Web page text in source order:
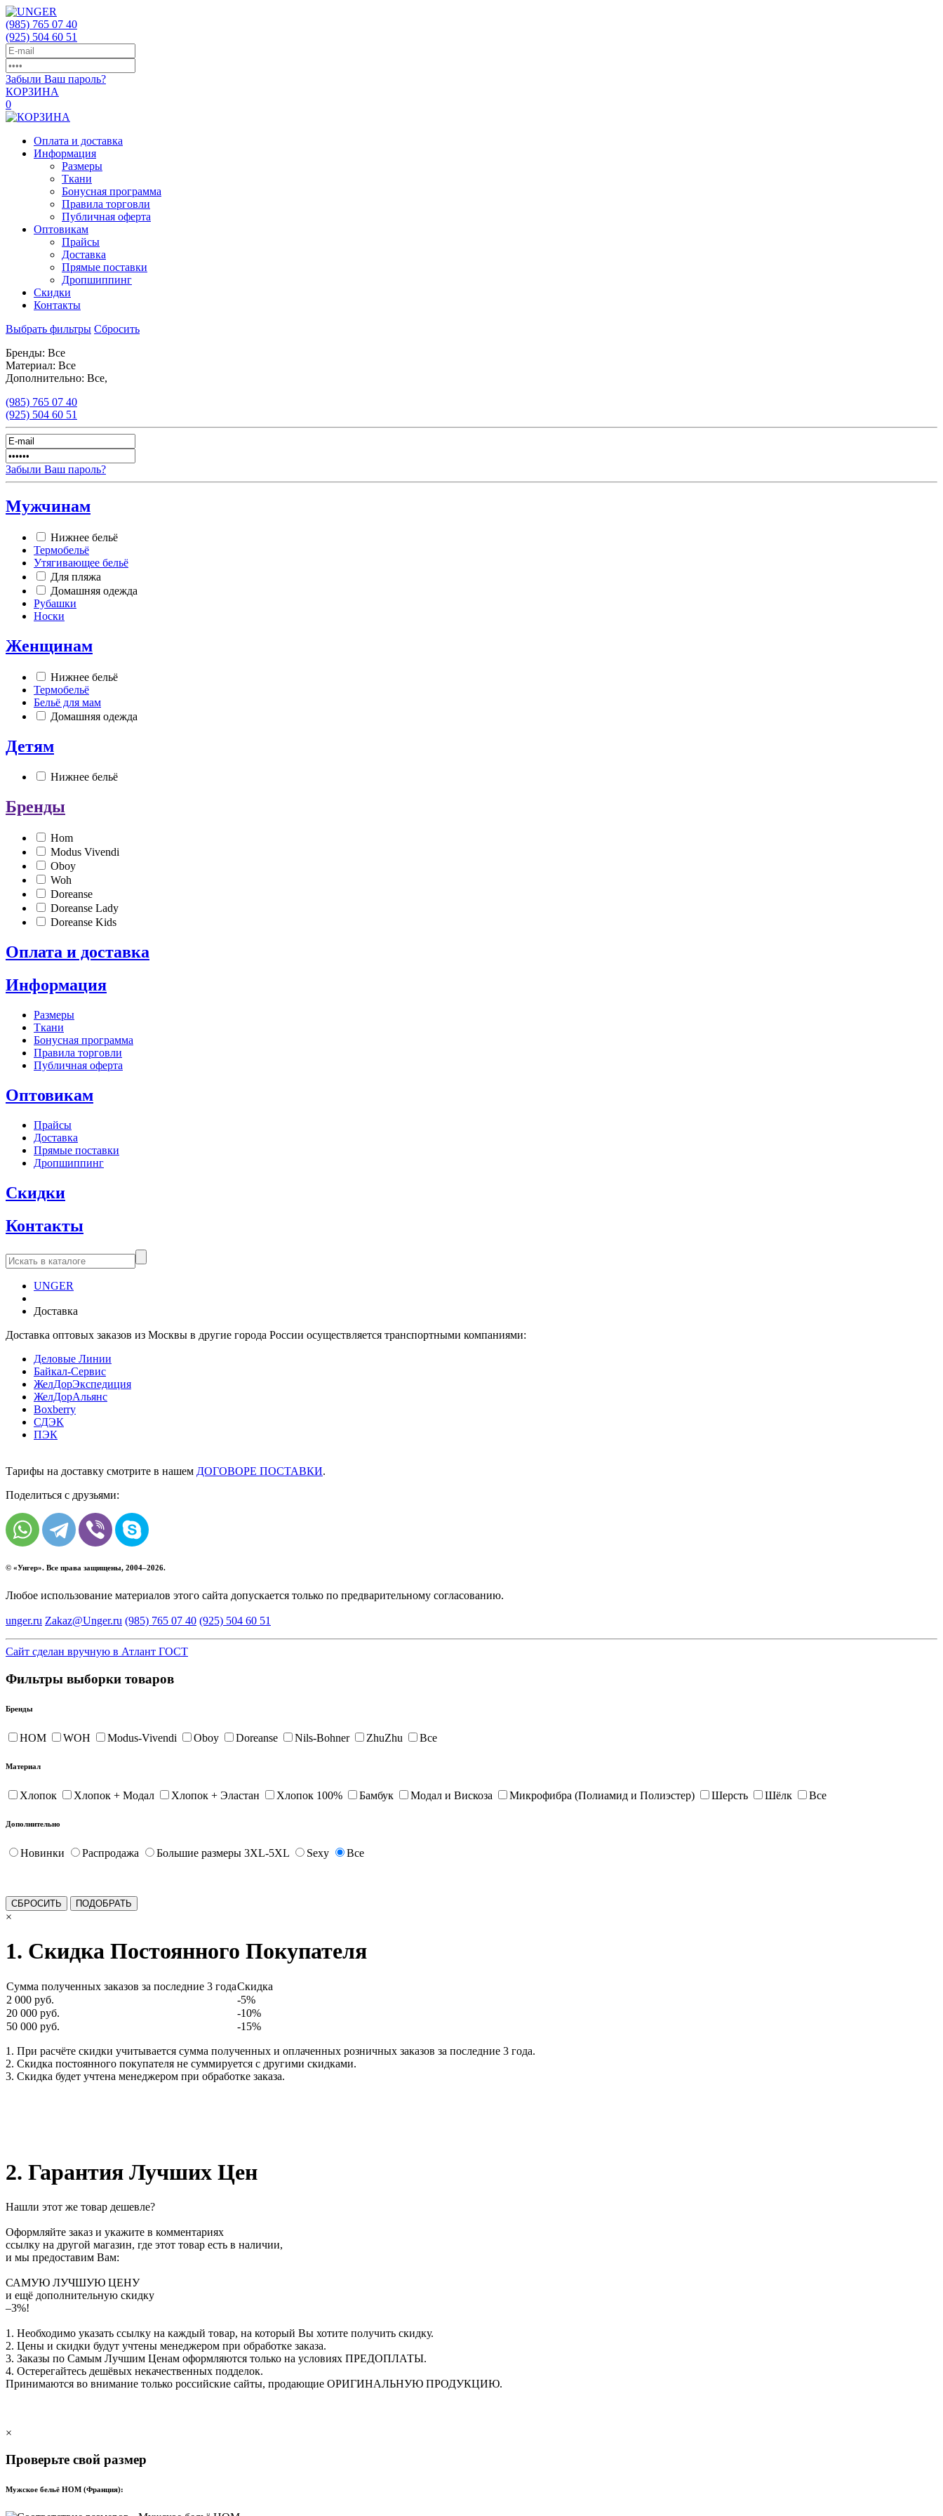
(985) 765 07 40
(925) 504 60 51
Забыли Ваш пароль?
КОРЗИНА
0
Оплата и доставка
Информация
Размеры
Ткани
Бонусная программа
Правила торговли
Публичная оферта
Оптовикам
Прайсы
Доставка
Прямые поставки
Дропшиппинг
Скидки
Контакты
Выбрать фильтры Сбросить
Бренды: Все
Материал: Все
Дополнительно: Все,
(985) 765 07 40
(925) 504 60 51
Забыли Ваш пароль?
Мужчинам
Нижнее бельё
Термобельё
Утягивающее бельё
Для пляжа
Домашняя одежда
Рубашки
Носки
Женщинам
Нижнее бельё
Термобельё
Бельё для мам
Домашняя одежда
Детям
Нижнее бельё
Бренды
Hom
Modus Vivendi
Oboy
Woh
Doreanse
Doreanse Lady
Doreanse Kids
Оплата и доставка
Информация
Размеры
Ткани
Бонусная программа
Правила торговли
Публичная оферта
Оптовикам
Прайсы
Доставка
Прямые поставки
Дропшиппинг
Скидки
Контакты
UNGER
Доставка
Доставка оптовых заказов из Москвы в другие города России осуществляется транспортными компаниями:
Деловые Линии
Байкал-Сервис
ЖелДорЭкспедиция
ЖелДорАльянс
Boxberry
СДЭК
ПЭК
Тарифы на доставку смотрите в нашем ДОГОВОРЕ ПОСТАВКИ.
Поделиться с друзьями:
© «Унгер». Все права защищены, 2004–2026.
Любое использование материалов этого сайта допускается только по предварительному согласованию.
unger.ru Zakaz@Unger.ru (985) 765 07 40 (925) 504 60 51
Сайт сделан вручную в Атлант ГОСТ
Фильтры выборки товаров
Бренды
HOM WOH Modus-Vivendi Oboy Doreanse Nils-Bohner ZhuZhu Все
Материал
Хлопок Хлопок + Модал Хлопок + Эластан Хлопок 100% Бамбук Модал и Вискоза Микрофибра (Полиамид и Полиэстер) Шерсть Шёлк Все
Дополнительно
Новинки Распродажа Большие размеры 3XL-5XL Sexy Все
×
1. Скидка Постоянного Покупателя
Сумма полученных заказов за последние 3 годаСкидка
2 000 руб.
-5%
20 000 руб.
-10%
50 000 руб.
-15%
1. При расчёте скидки учитывается сумма полученных и оплаченных розничных заказов за последние 3 года.
2. Скидка постоянного покупателя не суммируется с другими скидками.
3. Скидка будет учтена менеджером при обработке заказа.
2. Гарантия Лучших Цен
Нашли этот же товар дешевле?
Оформляйте заказ и укажите в комментариях
ссылку на другой магазин, где этот товар есть в наличии,
и мы предоставим Вам:
САМУЮ ЛУЧШУЮ ЦЕНУ
и ещё дополнительную скидку
–3%!
1. Необходимо указать ссылку на каждый товар, на который Вы хотите получить скидку.
2. Цены и скидки будут учтены менеджером при обработке заказа.
3. Заказы по Самым Лучшим Ценам оформляются только на условиях ПРЕДОПЛАТЫ.
4. Остерегайтесь дешёвых некачественных подделок.
Принимаются во внимание только российские сайты, продающие ОРИГИНАЛЬНУЮ ПРОДУКЦИЮ.
×
Проверьте свой размер
Мужское бельё HOM (Франция):